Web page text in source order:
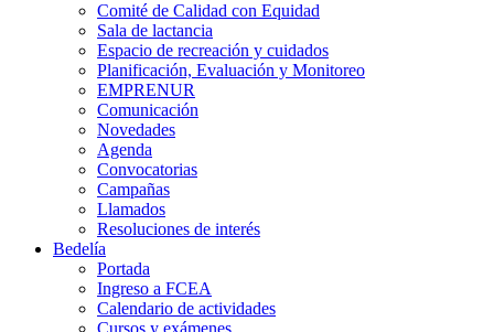
Comité de Calidad con Equidad
Sala de lactancia
Espacio de recreación y cuidados
Planificación, Evaluación y Monitoreo
EMPRENUR
Comunicación
Novedades
Agenda
Convocatorias
Campañas
Llamados
Resoluciones de interés
Bedelía
Portada
Ingreso a FCEA
Calendario de actividades
Cursos y exámenes